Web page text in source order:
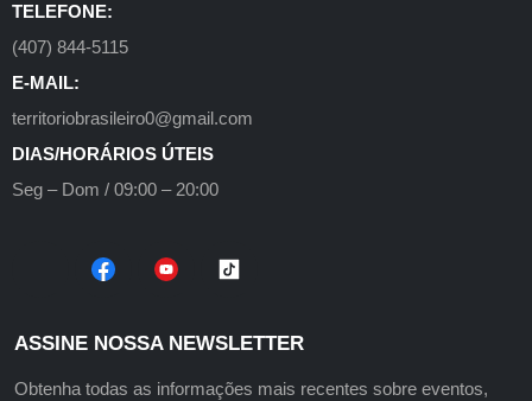
TELEFONE:
(407) 844-5115
E-MAIL:
territoriobrasileiro0@gmail.com
DIAS/HORÁRIOS ÚTEIS
Seg – Dom / 09:00 – 20:00
ASSINE NOSSA NEWSLETTER
Obtenha todas as informações mais recentes sobre eventos,